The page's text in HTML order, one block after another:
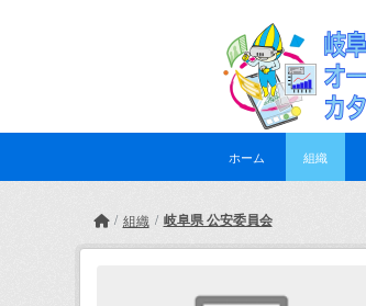
ホーム 組織
組織 岐阜県 公安委員会